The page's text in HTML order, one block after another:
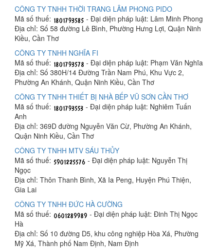
CÔNG TY TNHH THỜI TRANG LÂM PHONG PIDO
Mã số thuế:
- Đại diện pháp luật: Lâm Minh Phong
Địa chỉ: Số 58 đường Lê Bình, Phường Hưng Lợi, Quận Ninh
Kiều, Cần Thơ
CÔNG TY TNHH NGHĨA FI
Mã số thuế:
- Đại diện pháp luật: Phạm Văn Nghĩa
Địa chỉ: Số 380H/14 Đường Trần Nam Phú, Khu Vực 2,
Phường An Khánh, Quận Ninh Kiều, Cần Thơ
CÔNG TY TNHH THIẾT BỊ NHÀ BẾP VŨ SƠN CẦN THƠ
Mã số thuế:
- Đại diện pháp luật: Nghiêm Tuấn
Anh
Địa chỉ: 369D đường Nguyễn Văn Cừ, Phường An Khánh,
Quận Ninh Kiều, Cần Thơ
CÔNG TY TNHH MTV SÁU THỦY
Mã số thuế:
- Đại diện pháp luật: Nguyễn Thị
Ngọc
Địa chỉ: Thôn Thanh Bình, Xã Ia Peng, Huyện Phú Thiện,
Gia Lai
CÔNG TY TNHH ĐỨC HÀ CƯỜNG
Mã số thuế:
- Đại diện pháp luật: Đinh Thị Ngọc
Hà
Địa chỉ: Số 10 đường D5, khu công nghiệp Hòa Xá, Phường
Mỹ Xá, Thành phố Nam Định, Nam Định